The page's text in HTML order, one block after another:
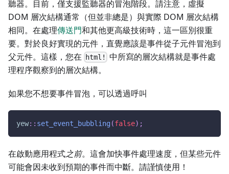
聽器。目前，僅支援監聽器的冒泡階段。請注意，虛擬
DOM 層次結構通常（但並非總是）與實際 DOM 層次結構
相同。在處理傳送門和其他更高級技術時，這一區別很重
要。對於良好實現的元件，直覺應該是事件從子元件冒泡到
父元件。這樣，您在
html!
中所寫的層次結構就是事件處
理程序觀察到的層次結構。
如果您不想要事件冒泡，可以透過呼叫
yew:: set_event_bubbling(false) ;
在啟動應用程式之前。這會加快事件處理速度，但某些元件
可能會因未收到預期的事件而中斷。請謹慎使用！